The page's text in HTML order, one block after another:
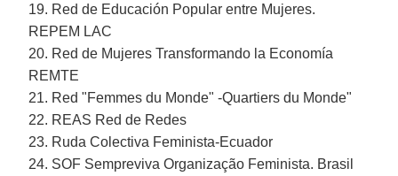
19. Red de Educación Popular entre Mujeres.
REPEM LAC
20. Red de Mujeres Transformando la Economía
REMTE
21. Red "Femmes du Monde" -Quartiers du Monde"
22. REAS Red de Redes
23. Ruda Colectiva Feminista-Ecuador
24. SOF Sempreviva Organização Feminista. Brasil